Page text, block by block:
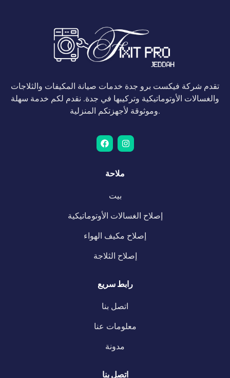
تقدم شركة فيكست برو جدة خدمات صيانة المكيفات والثلاجات
والغسالات الأوتوماتيكية وتركيبها في جدة. نقدم لكم خدمة سهلة
وموثوقة لأجهزتكم المنزلية.
ملاحة
بيت
إصلاح الغسالات الأوتوماتيكية
إصلاح مكيف الهواء
إصلاح الثلاجة
رابط سريع
اتصل بنا
معلومات عنا
مدونة
اتصل بنا